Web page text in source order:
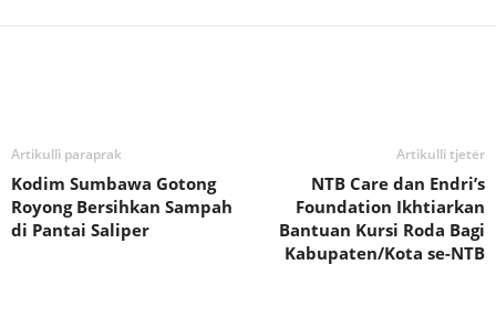
Artikulli paraprak
Kodim Sumbawa Gotong
Royong Bersihkan Sampah
di Pantai Saliper
Artikulli tjetër
NTB Care dan Endri’s
Foundation Ikhtiarkan
Bantuan Kursi Roda Bagi
Kabupaten/Kota se-NTB